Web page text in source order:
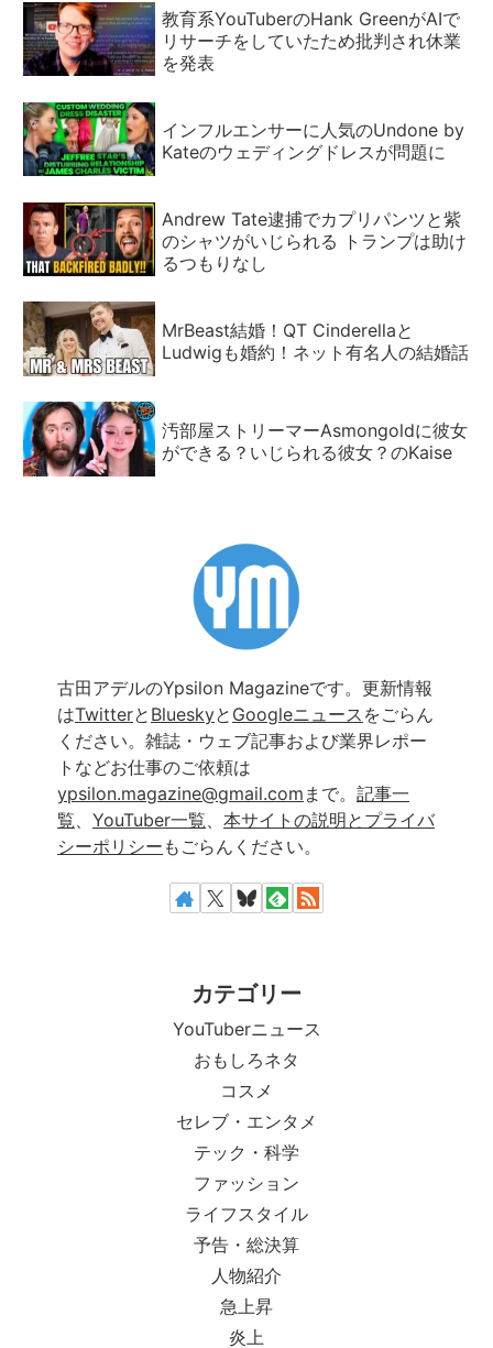
教育系YouTuberのHank GreenがAIで
リサーチをしていたため批判され休業
を発表
インフルエンサーに人気のUndone by
Kateのウェディングドレスが問題に
Andrew Tate逮捕でカプリパンツと紫
のシャツがいじられる トランプは助け
るつもりなし
MrBeast結婚！QT Cinderellaと
Ludwigも婚約！ネット有名人の結婚話
汚部屋ストリーマーAsmongoldに彼女
ができる？いじられる彼女？のKaise
古田アデルのYpsilon Magazineです。更新情報
はTwitterと Blueskyと Googleニュース をごらん
ください。雑誌・ウェブ記事および業界レポー
トなどお仕事のご依頼は
ypsilon.magazine@gmail.com まで。 記事一
覧、 YouTuber一覧、 本サイトの説明とプライバ
シーポリシー もごらんください。
カテゴリー
YouTuberニュース
おもしろネタ
コスメ
セレブ・エンタメ
テック・科学
ファッション
ライフスタイル
予告・総決算
人物紹介
急上昇
炎上